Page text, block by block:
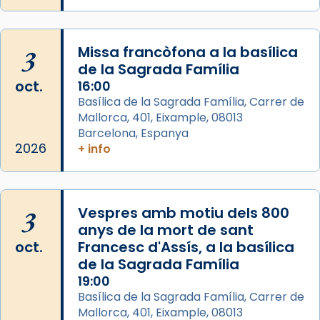
Memòria de les santes Juliana i
Semproniana, verges i màrtirs.
Acompanyant la història de sant Cugat, a
partir de l’Edat Mitjana sorgeix la tradició
que les santes Juliana (“relatiu a Júlia”) i
Semproniana (“relatiu a Semprònia =
eterna”) són deixebles seves. I l’any 1667, el
frare Joan Gaspar Roig, afirma en una obra
que les santes són filles de l’antiga Iluro.
Mataró en reivindicarà les relíquies fins que
les aconseguirà el 1772. L’ofici que es canta
a la “Missa de les Santes” (“Missa de
Glòria”) fou composta el 1848 per Mn.
Manuel Blanch, amb aire d’òpera
italianitzant; s’interpreta per privilegi
pontifici, amb orquestra i cor, i té una
3
oct.
2026
Missa francòfona a la basílica
de la Sagrada Família
16:00
Basílica de la Sagrada Família, Carrer de
Mallorca, 401, Eixample, 08013
Barcelona, Espanya
+ info
3
oct.
Vespres amb motiu dels 800
anys de la mort de sant
Francesc d'Assís, a la basílica
de la Sagrada Família
19:00
Basílica de la Sagrada Família, Carrer de
Mallorca, 401, Eixample, 08013